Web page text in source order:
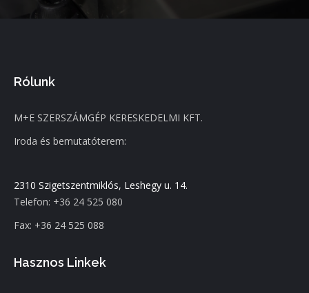
Rólunk
M+E SZERSZÁMGÉP KERESKEDELMI KFT.
Iroda és bemutatóterem:
2310 Szigetszentmiklós, Leshegy u. 14.
Telefon: +36 24 525 080
Fax: +36 24 525 088
Hasznos Linkek